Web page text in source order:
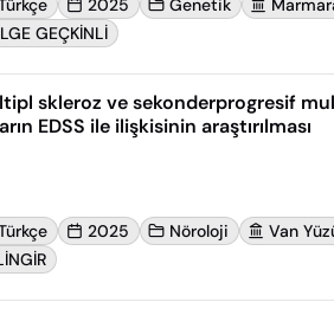
2025 Genetik
GEÇKİNLİ
skleroz ve sekonderprogresif
EDSS ile ilişkisinin araştırılması
2025 Nöroloji Van